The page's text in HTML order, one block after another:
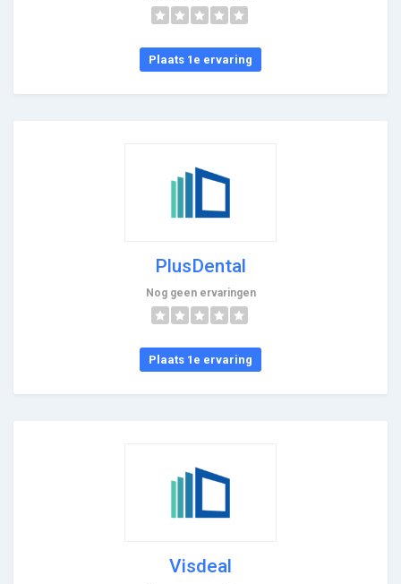
Plaats 1e ervaring
PlusDental
Nog geen ervaringen
Plaats 1e ervaring
Visdeal